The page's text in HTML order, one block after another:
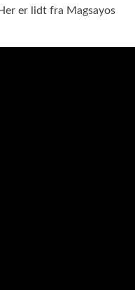
er lidt fra Magsayos